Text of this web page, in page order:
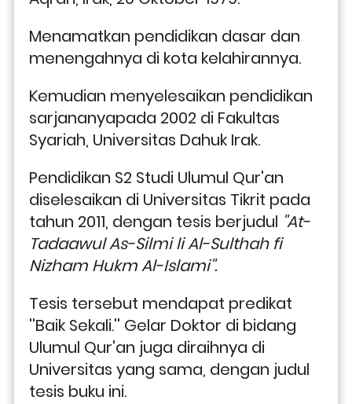
Menamatkan pendidikan dasar dan
menengahnya di kota kelahirannya.
Kemudian menyelesaikan pendidikan
sarjananyapada 2002 di Fakultas
Syariah, Universitas Dahuk Irak.
Pendidikan S2 Studi Ulumul Qur'an
diselesaikan di Universitas Tikrit pada
tahun 2011, dengan tesis berjudul ''At-
Tadaawul As-Silmi li Al-Sulthah fi
Nizham Hukm Al-Islami''.
Tesis tersebut mendapat predikat
''Baik Sekali.'' Gelar Doktor di bidang
Ulumul Qur'an juga diraihnya di
Universitas yang sama, dengan judul
tesis buku ini.